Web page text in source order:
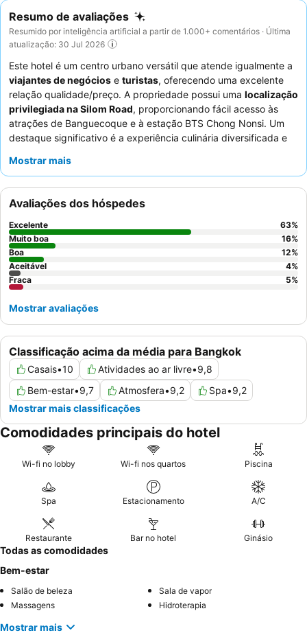
Resumo de avaliações
Resumido por inteligência artificial a partir de 1.000+ comentários · Última
atualização: 30 Jul 2026
Este hotel é um centro urbano versátil que atende igualmente a
viajantes de negócios e turistas, oferecendo uma excelente
relação qualidade/preço. A propriedade possui uma localização
privilegiada na Silom Road, proporcionando fácil acesso às
atrações de Banguecoque e à estação BTS Chong Nonsi. Um
destaque significativo é a experiência culinária diversificada e
pequeno-almoço
acolhedores e atenciosos, que são notados pelo seu
profissionalismo e assistência proativa. Para vistas
deslumbrantes, os hóspedes devem solicitar quartos nos
andares mais altos
Mostrar mais
Classificação acima da média para Bangkok
Casais•10 Atividades ao ar livre•9,8
Bem-estar•9,7 Atmosfera•9,2 Spa•9,2
Mostrar mais classificações
Avaliações dos hóspedes
Excelente 63%
Muito boa
16%
Boa
12%
Aceitável
4%
Fraca
5%
Mostrar avaliações
Comodidades principais do hotel
Wi-fi no lobby Wi-fi nos quartos Piscina
Spa Estacionamento A/C
Restaurante Bar no hotel Ginásio
Todas as comodidades
Bem-estar
Salão de beleza
Sala de vapor
Massagens
Hidroterapia
Mostrar mais